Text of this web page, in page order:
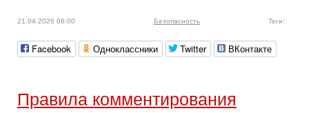
21.04.2026 06:00 Безопасность Теги:
Facebook Одноклассники Twitter ВКонтакте
Правила комментирования